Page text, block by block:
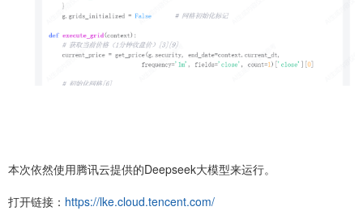
本次依然使用腾讯云提供的Deepseek大模型来运行。
打开链接： https://lke.cloud.tencent.com/